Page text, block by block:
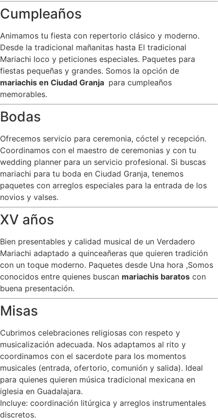
Cumpleaños
Animamos tu fiesta con repertorio clásico y moderno.
Desde la tradicional mañanitas hasta El tradicional
Mariachi loco y peticiones especiales. Paquetes para
fiestas pequeñas y grandes. Somos la opción de
mariachis en Ciudad Granja para cumpleaños
memorables.
Bodas
Ofrecemos servicio para ceremonia, cóctel y recepción.
Coordinamos con el maestro de ceremonias y con tu
wedding planner para un servicio profesional. Si buscas
mariachi para tu boda en Ciudad Granja, tenemos
paquetes con arreglos especiales para la entrada de los
novios y valses.
XV años
Bien presentables y calidad musical de un Verdadero
Mariachi adaptado a quinceañeras que quieren tradición
con un toque moderno. Paquetes desde Una hora ,Somos
conocidos entre quienes buscan mariachis baratos con
buena presentación.
Misas
Cubrimos celebraciones religiosas con respeto y
musicalización adecuada. Nos adaptamos al rito y
coordinamos con el sacerdote para los momentos
musicales (entrada, ofertorio, comunión y salida). Ideal
para quienes quieren música tradicional mexicana en
iglesia en Guadalajara.
Incluye: coordinación litúrgica y arreglos instrumentales
discretos.